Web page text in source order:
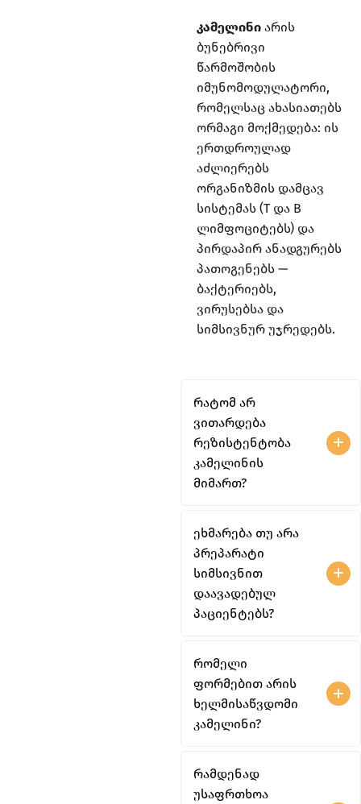
კამელინი არის
ბუნებრივი
წარმოშობის
იმუნომოდულატორი,
რომელსაც ახასიათებს
ორმაგი მოქმედება: ის
ერთდროულად
აძლიერებს
ორგანიზმის დამცავ
სისტემას (T და B
ლიმფოციტებს) და
პირდაპირ ანადგურებს
პათოგენებს —
ბაქტერიებს,
ვირუსებსა და
სიმსივნურ უჯრედებს.
რატომ არ
ვითარდება
რეზისტენტობა
კამელინის
მიმართ?
ეხმარება თუ არა
პრეპარატი
სიმსივნით
დაავადებულ
პაციენტებს?
რომელი
ფორმებით არის
ხელმისაწვდომი
კამელინი?
რამდენად
უსაფრთხოა